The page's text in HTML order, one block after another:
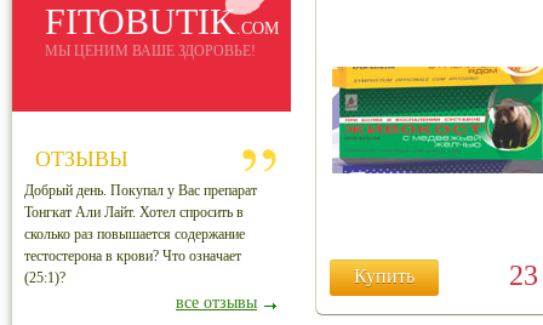
Купить
FITOBUTIK.COM
МЫ ЦЕНИМ ВАШЕ ЗДОРОВЬЕ!
ОТЗЫВЫ
Добрый день. Покупал у Вас препарат
Тонгкат Али Лайт. Хотел спросить в
сколько раз повышается содержание
тестостерона в крови? Что означает
(25:1)?
все отзывы